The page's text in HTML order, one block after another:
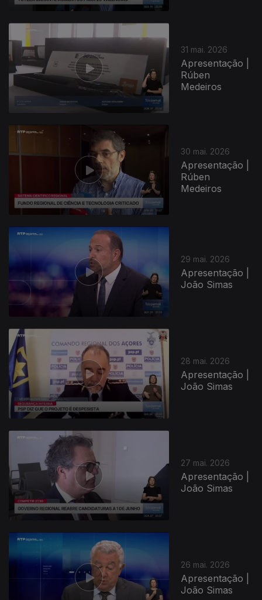
31 mai. 2026
Apresentação |
Rúben
Medeiros
30 mai. 2026
Apresentação |
Rúben
Medeiros
29 mai. 2026
Apresentação |
João Simas
28 mai. 2026
Apresentação |
João Simas
932547
27 mai. 2026
Apresentação |
João Simas
26 mai. 2026
Apresentação |
João Simas